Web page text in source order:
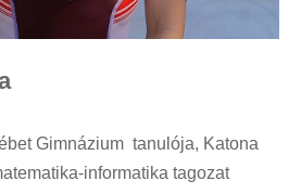
Gimnázium tanulója, Katona
informatika tagozat